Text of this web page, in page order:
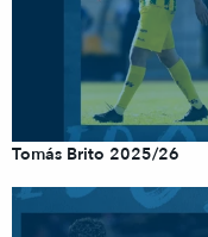
Tomás Brito 2025/26